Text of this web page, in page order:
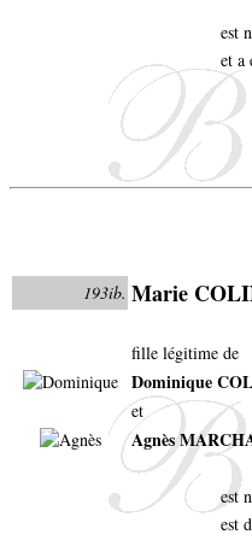
est
et a
193ib. Marie
fille légitime de
Dominique
et
Agnès
est
est